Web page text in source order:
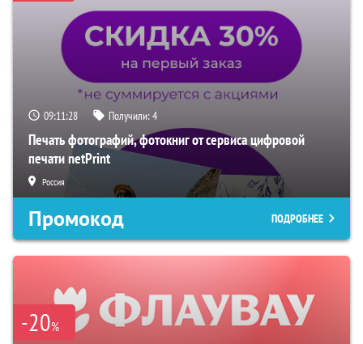
09:11:27 Получили:4
Печать фотографий, фотокниг от сервиса цифровой
печати netPrint
Россия
Промокод ПОДРОБНЕЕ
-20%